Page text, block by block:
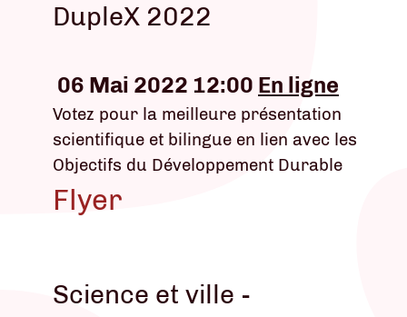
DupleX 2022
06 Mai 2022 12:00 En ligne
Votez pour la meilleure présentation
scientifique et bilingue en lien avec les
Objectifs du Développement Durable
Flyer
Science et ville -